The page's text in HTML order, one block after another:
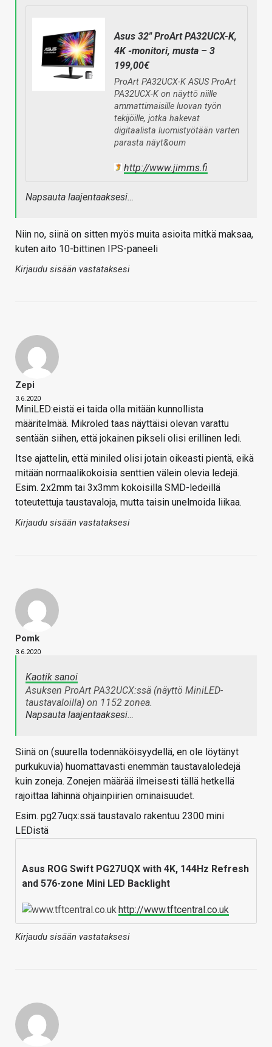
Asus 32" ProArt PA32UCX-K,
4K -monitori, musta – 3
199,00€
ProArt PA32UCX-K ASUS ProArt
PA32UCX-K on näyttö niille
ammattimaisille luovan työn
tekijöille, jotka hakevat
digitaalista luomistyötään varten
parasta näyt&oum
http://www.jimms.fi
Napsauta laajentaaksesi…
Niin no, siinä on sitten myös muita asioita mitkä maksaa,
kuten aito 10-bittinen IPS-paneeli
Kirjaudu sisään vastataksesi
Zepi
3.6.2020
MiniLED:eistä ei taida olla mitään kunnollista
määritelmää. Mikroled taas näyttäisi olevan varattu
sentään siihen, että jokainen pikseli olisi erillinen ledi.
Itse ajattelin, että miniled olisi jotain oikeasti pientä, eikä
mitään normaalikokoisia senttien välein olevia ledejä.
Esim. 2x2mm tai 3x3mm kokoisilla SMD-ledeillä
toteutettuja taustavaloja, mutta taisin unelmoida liikaa.
Kirjaudu sisään vastataksesi
Pomk
3.6.2020
Kaotik sanoi
Asuksen ProArt PA32UCX:ssä (näyttö MiniLED-
taustavaloilla) on 1152 zonea.
Napsauta laajentaaksesi…
Siinä on (suurella todennäköisyydellä, en ole löytänyt
purkukuvia) huomattavasti enemmän taustavaloledejä
kuin zoneja. Zonejen määrää ilmeisesti tällä hetkellä
rajoittaa lähinnä ohjainpiirien ominaisuudet.
Esim. pg27uqx:ssä taustavalo rakentuu 2300 mini
LEDistä
Asus ROG Swift PG27UQX with 4K, 144Hz Refresh
and 576-zone Mini LED Backlight
http://www.tftcentral.co.uk
Kirjaudu sisään vastataksesi